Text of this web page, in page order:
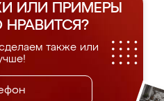
ИЛИ ПРИМЕРЫ
НРАВИТСЯ?
также или